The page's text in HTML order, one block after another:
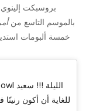
بالموسم التاسع من
للغاية أن أكون